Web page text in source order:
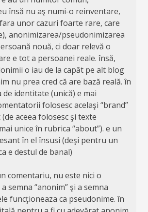
însă nu aş numi-o reinventare,
unor cazuri foarte rare, care
anonimizarea/pseudonimizarea
nouă, ci doar relevă o
e tot a persoanei reale. însă,
o iau de la capăt pe alt blog
nu prea cred că are bază reală. în
identitate (unică) e mai
folosesc acelaşi “brand”
aceea folosesc şi texte
unice în rubrica “about”). e un
în el însusi (deşi pentru un
e destul de banal)
comentariu, nu este nici o
semna “anonim” şi a semna
funcţioneaza ca pseudonime. în